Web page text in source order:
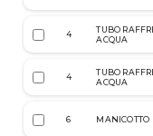
4
TUBO
ACQUA
4
TUBO
ACQUA
6 MANICOTTO